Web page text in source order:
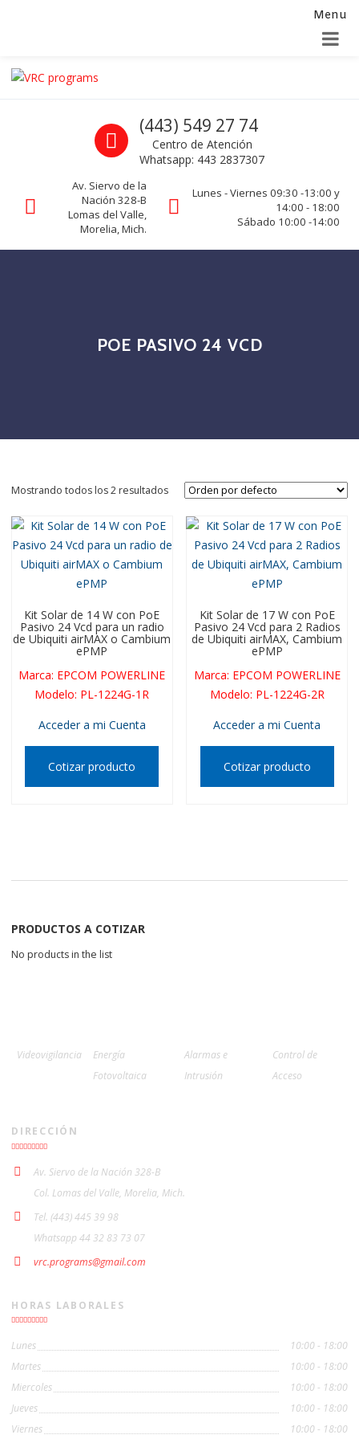
Menu
Skip to navigation
Skip to content
La seguridad de su empresa es nuestro negocio.
Call us
(443) 549 27 74
Centro de Atención
Whatsapp: 443 2837307
Av. Siervo de la
Nación 328-B
Lomas del Valle,
Morelia, Mich.
Lunes - Viernes 09:30 -13:00 y
14:00 - 18:00
Sábado 10:00 -14:00
POE PASIVO 24 VCD
Mostrando todos los 2 resultados
Kit Solar de 14 W con PoE
Pasivo 24 Vcd para un radio
de Ubiquiti airMAX o Cambium
ePMP
Marca: EPCOM POWERLINE
Modelo: PL-1224G-1R
Acceder a mi Cuenta
Cotizar producto
Kit Solar de 17 W con PoE
Pasivo 24 Vcd para 2 Radios
de Ubiquiti airMAX, Cambium
ePMP
Marca: EPCOM POWERLINE
Modelo: PL-1224G-2R
Acceder a mi Cuenta
Cotizar producto
PRODUCTOS A COTIZAR
No products in the list
Videovigilancia
Energía
Fotovoltaica
Alarmas e
Intrusión
Control de
Acceso
DIRECCIÓN
Av. Siervo de la Nación 328-B
Col. Lomas del Valle, Morelia, Mich.
Tel. (443) 445 39 98
Whatsapp 44 32 83 73 07
vrc.programs@gmail.com
HORAS LABORALES
Lunes
10:00 - 18:00
Martes
10:00 - 18:00
Miercoles
10:00 - 18:00
Jueves
10:00 - 18:00
Viernes
10:00 - 18:00